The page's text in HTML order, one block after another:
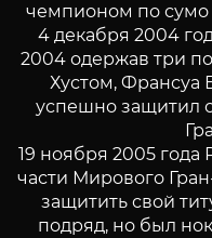
чемпионом по сумо
4 декабря 2004
2004 одержав три
Хустом, Франсуа
успешно защитил
19 ноября 2005
части Мирового
защитить свой
подряд, но был